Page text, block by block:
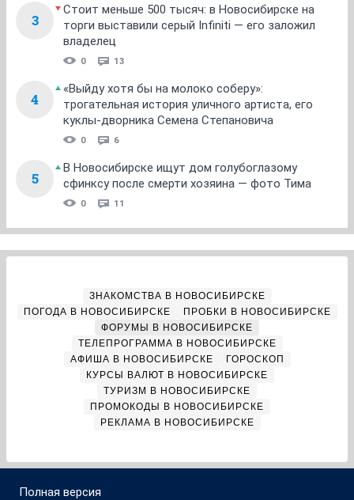
3
Стоит меньше 500 тысяч: в Новосибирске на
торги выставили серый Infiniti — его заложил
владелец
0 13
4
«Выйду хотя бы на молоко соберу»:
трогательная история уличного артиста, его
куклы-дворника Семена Степановича
0 6
5
В Новосибирске ищут дом голубоглазому
сфинксу после смерти хозяина — фото Тима
0 11
ЗНАКОМСТВА В НОВОСИБИРСКЕ
ПОГОДА В НОВОСИБИРСКЕ
ПРОБКИ В НОВОСИБИРСКЕ
ФОРУМЫ В НОВОСИБИРСКЕ
ТЕЛЕПРОГРАММА В НОВОСИБИРСКЕ
АФИША В НОВОСИБИРСКЕ
ГОРОСКОП
КУРСЫ ВАЛЮТ В НОВОСИБИРСКЕ
ТУРИЗМ В НОВОСИБИРСКЕ
ПРОМОКОДЫ В НОВОСИБИРСКЕ
РЕКЛАМА В НОВОСИБИРСКЕ
Полная версия